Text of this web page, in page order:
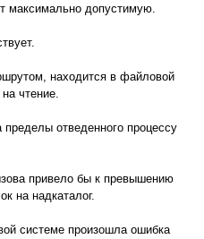
максимально допустимую.
находится в файловой
чтение.
пределы отведенного процессу
привело бы к превышению
на надкаталог.
системе произошла ошибка